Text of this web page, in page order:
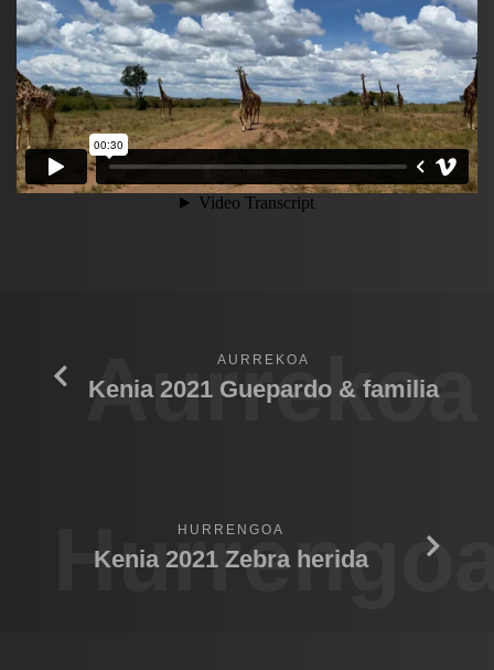
Aurrekoa
AURREKOA
Kenia 2021 Guepardo & familia
HURRENGOA
Kenia 2021 Zebra herida